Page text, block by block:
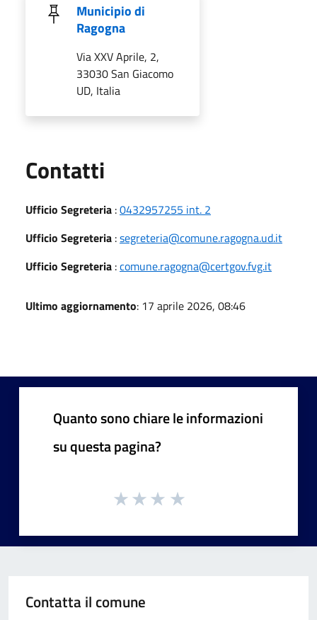
Municipio di
Ragogna
Via XXV Aprile, 2,
33030 San Giacomo
UD, Italia
Contatti
Ufficio Segreteria :0432957255 int. 2
Ufficio Segreteria :segreteria@comune.ragogna.ud.it
Ufficio Segreteria :comune.ragogna@certgov.fvg.it
Ultimo aggiornamento: 17 aprile 2026, 08:46
Quanto sono chiare le informazioni
su questa pagina?
Contatta il comune